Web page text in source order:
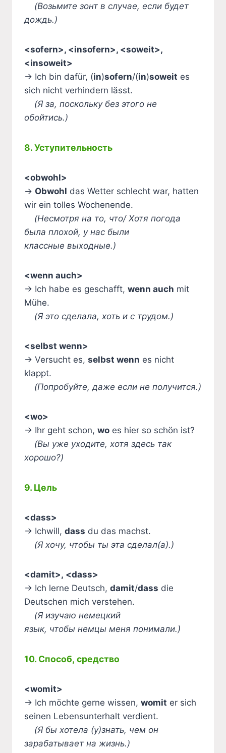
(Возьмите зонт в случае, если будет
дождь.)
<sofern>, <insofern>, <soweit>,
<insoweit>
→ Ich bin dafür, (in)sofern/(in)soweit es
sich nicht verhindern lässt.
(Я за, поскольку без этого не
обойтись.)
8. Уступительность
<obwohl>
→ Obwohl das Wetter schlecht war, hatten
wir ein tolles Wochenende.
(Несмотря на то, что/ Хотя погода
была плохой, у нас были
классные выходные.)
<wenn auch>
→ Ich habe es geschafft, wenn auch mit
Mühe.
(Я это сделала, хоть и с трудом.)
<selbst wenn>
→ Versucht es, selbst wenn es nicht
klappt.
(Попробуйте, даже если не получится.)
<wo>
→ Ihr geht schon, wo es hier so schön ist?
(Вы уже уходите, хотя здесь так
хорошо?)
9. Цель
<dass>
→ Ichwill, dass du das machst.
(Я хочу, чтобы ты эта сделал(а).)
<damit>, <dass>
→ Ich lerne Deutsch, damit/dass die
Deutschen mich verstehen.
(Я изучаю немецкий
язык, чтобы немцы меня понимали.)
10. Способ, средство
<womit>
→ Ich möchte gerne wissen, womit er sich
seinen Lebensunterhalt verdient.
(Я бы хотела (у)знать, чем он
зарабатывает на жизнь.)